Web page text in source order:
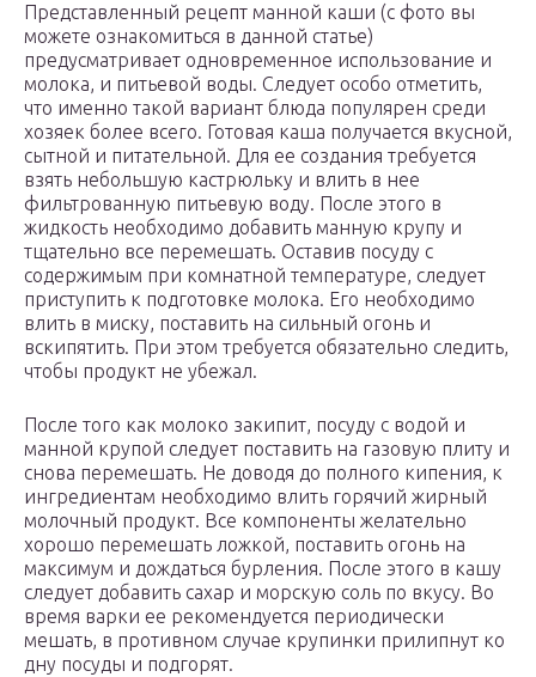
Представленный рецепт манной каши (с фото вы
можете ознакомиться в данной статье)
предусматривает одновременное использование и
молока, и питьевой воды. Следует особо отметить,
что именно такой вариант блюда популярен среди
хозяек более всего. Готовая каша получается вкусной,
сытной и питательной. Для ее создания требуется
взять небольшую кастрюльку и влить в нее
фильтрованную питьевую воду. После этого в
жидкость необходимо добавить манную крупу и
тщательно все перемешать. Оставив посуду с
содержимым при комнатной температуре, следует
приступить к подготовке молока. Его необходимо
влить в миску, поставить на сильный огонь и
вскипятить. При этом требуется обязательно следить,
чтобы продукт не убежал.
После того как молоко закипит, посуду с водой и
манной крупой следует поставить на газовую плиту и
снова перемешать. Не доводя до полного кипения, к
ингредиентам необходимо влить горячий жирный
молочный продукт. Все компоненты желательно
хорошо перемешать ложкой, поставить огонь на
максимум и дождаться бурления. После этого в кашу
следует добавить сахар и морскую соль по вкусу. Во
время варки ее рекомендуется периодически
мешать, в противном случае крупинки прилипнут ко
дну посуды и подгорят.